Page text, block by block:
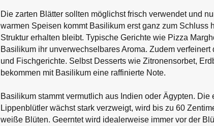
Die zarten Blätter sollten möglichst frisch verwendet und
warmen Speisen kommt Basilikum erst ganz zum Schluss
Struktur erhalten bleibt. Typische Gerichte wie Pizza
Basilikum ihr unverwechselbares Aroma. Zudem
und Fischgerichte. Selbst Desserts wie Zitronensorbet,
bekommen mit Basilikum eine raffinierte Note.
Basilikum stammt vermutlich aus Indien oder Ägypten.
Lippenblütler wächst stark verzweigt, wird bis zu 60
weiße Blüten. Geerntet wird idealerweise immer vor der